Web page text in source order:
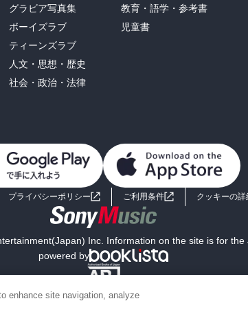
グラビア写真集
ボーイズラブ
ティーンズラブ
人文・思想・歴史
社会・政治・法律
教育・語学・参考書
児童書
プライバシーポリシー ご利用条件 クッキーの詳
Inc. Information on the site is for
powered by
enhance site navigation, analyze